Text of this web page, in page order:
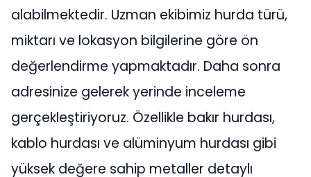
alabilmektedir. Uzman ekibimiz hurda türü,
miktarı ve lokasyon bilgilerine göre ön
değerlendirme yapmaktadır. Daha sonra
adresinize gelerek yerinde inceleme
gerçekleştiriyoruz. Özellikle bakır hurdası,
kablo hurdası ve alüminyum hurdası gibi
yüksek değere sahip metaller detaylı